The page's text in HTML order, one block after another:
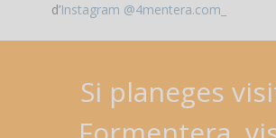
d’Instagram @4mentera.com_
Si planeges